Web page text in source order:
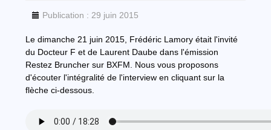
Publication : 29 juin 2015
Le dimanche 21 juin 2015, Frédéric Lamory était l'invité
du Docteur F et de Laurent Daube dans l'émission
Restez Bruncher sur BXFM. Nous vous proposons
d'écouter l'intégralité de l'interview en cliquant sur la
flèche ci-dessous.